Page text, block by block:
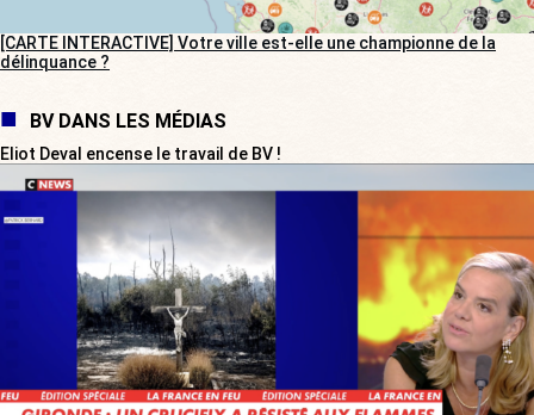
[CARTE INTERACTIVE] Votre ville est-elle une championne de la
délinquance ?
BV DANS LES MÉDIAS
Eliot Deval encense le travail de BV !